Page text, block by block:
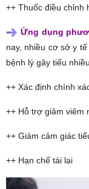
++ Thuốc điều chỉnh
Ứng dụng
nay, nhiều cơ sở y
bệnh lý gây tiểu
++ Xác định chính
++ Hỗ trợ giảm viêm
++ Giảm cảm giác
++ Hạn chế tái lại